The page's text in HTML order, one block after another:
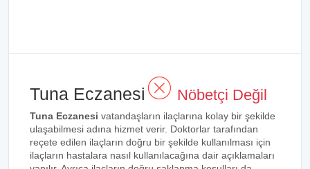
Tuna Eczanesi Nöbetçi Değil
Tuna Eczanesi vatandaşların ilaçlarına kolay bir şekilde
ulaşabilmesi adına hizmet verir. Doktorlar tarafından
reçete edilen ilaçların doğru bir şekilde kullanılması için
ilaçların hastalara nasıl kullanılacağına dair açıklamaları